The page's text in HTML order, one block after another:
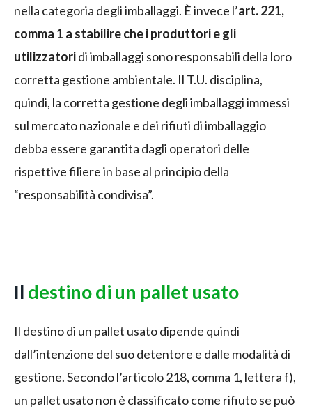
nella categoria degli imballaggi. È invece l’art. 221,
comma 1 a stabilire cheiproduttori e gli
utilizzatoridi imballaggi sono responsabili della loro
corretta gestione ambientale. Il T.U. disciplina,
quindi, la corretta gestione degli imballaggi immessi
sul mercato nazionale e dei rifiuti di imballaggio
debba essere garantita dagli operatori delle
rispettive filiere in base al principio della
“responsabilità condivisa”.
Il destino di un pallet usato
Il destino di un pallet usato dipende quindi
dall’intenzione del suo detentore e dalle modalità di
gestione. Secondo l’articolo 218, comma 1, lettera f),
un pallet usato non è classificato come rifiuto se può